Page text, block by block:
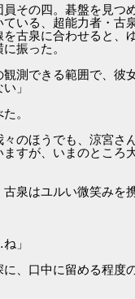
その四。碁盤を見つ
いる、超能力者・古
古泉に合わせると、
振った。
観測できる範囲で、彼
」
。
々のほうでも、涼宮さ
すが、いまのところ
泉はユルい微笑みを
」
に、口中に留める程度